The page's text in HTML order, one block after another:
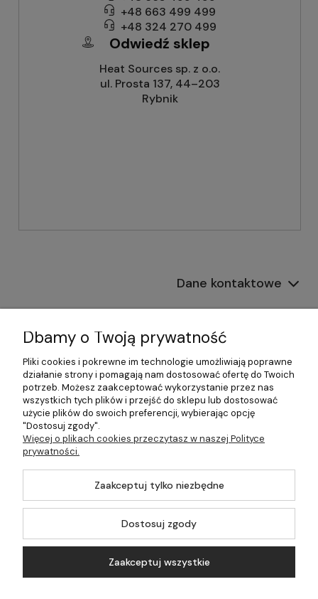
+48 663 499 499
+48 324 270 499
Odwiedź sklep
Heat Sources sp. z o.o.
ul. Prosta 137, 44–203
Rybnik
Dane kontaktowe
Informacje
Płatności i dostawa
Pomoc
Moje konto
©2026 Wszelkie Prawa Zastrzeżone | 499.pl - najlepszy sklep z
Dbamy o Twoją prywatność
Pliki cookies i pokrewne im technologie umożliwiają poprawne
działanie strony i pomagają nam dostosować ofertę do Twoich
potrzeb. Możesz zaakceptować wykorzystanie przez nas
wszystkich tych plików i przejść do sklepu lub dostosować
użycie plików do swoich preferencji, wybierając opcję
"Dostosuj zgody".
Więcej o plikach cookies przeczytasz w naszej Polityce
prywatności.
Zaakceptuj tylko niezbędne
Dostosuj zgody
Zaakceptuj wszystkie